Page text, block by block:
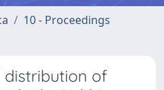
10 - Proceedings
distribution of